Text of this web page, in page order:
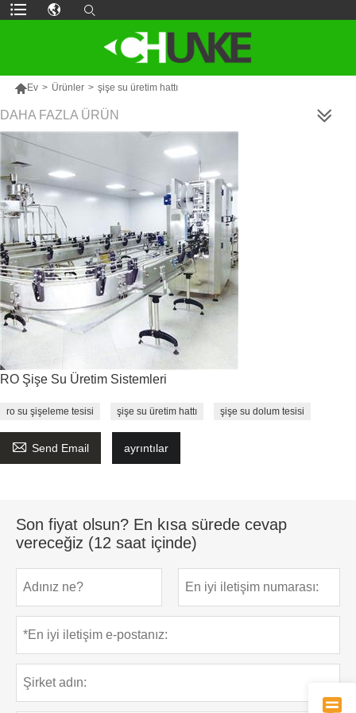
Ev > Ürünler > şişe su üretim hattı
DAHA FAZLA ÜRÜN
RO Şişe Su Üretim Sistemleri
ro su şişeleme tesisi şişe su üretim hattı şişe su dolum tesisi
 Send Email ayrıntılar
Son fiyat olsun? En kısa sürede cevap
vereceğiz (12 saat içinde)
